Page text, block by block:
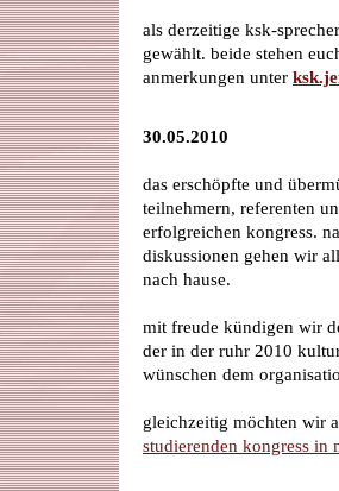
als derzeitige ksk-
gewählt. beide stehen
anmerkungen unter
30.05.2010
das erschöpfte und
teilnehmern, referenten
erfolgreichen kongress.
diskussionen gehen wir
nach hause.
mit freude kündigen wir
der in der ruhr 2010
wünschen dem
gleichzeitig möchten wir
studierenden kongress in